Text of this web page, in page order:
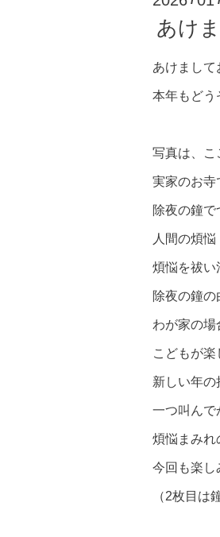
あけ
あけまして
本年もどう
写真は、こ
実家のお寺
除夜の鐘
人間の煩
煩悩を祓い
除夜の鐘
わが家の場
こどもが楽
新しい年の
一つ叫んで
煩悩まみれ
今回も楽
（2枚目は